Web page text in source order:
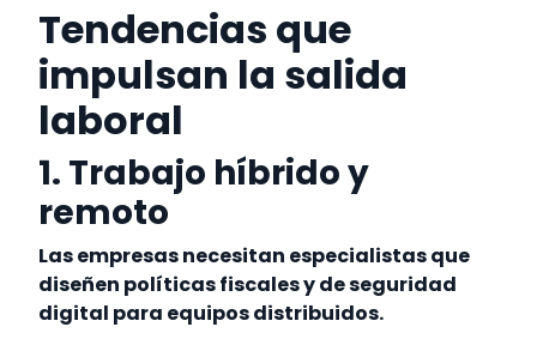
Tendencias que
impulsan la salida
laboral
1. Trabajo híbrido y
remoto
Las empresas necesitan especialistas que
diseñen políticas fiscales y de seguridad
digital para equipos distribuidos.